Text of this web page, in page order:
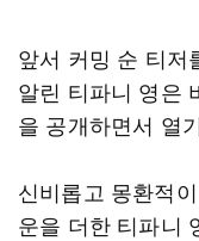
앞서 커밍 순 티저
알린 티파니 영은
을 공개하면서 열
신비롭고 몽환적
운을 더한 티파니